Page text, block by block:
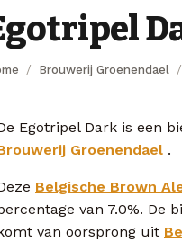
Brouwerij Groenendael
Egotripel Dark is een
Groenendael .
Belgische Brown
van 7.0%. De
van oorsprong uit